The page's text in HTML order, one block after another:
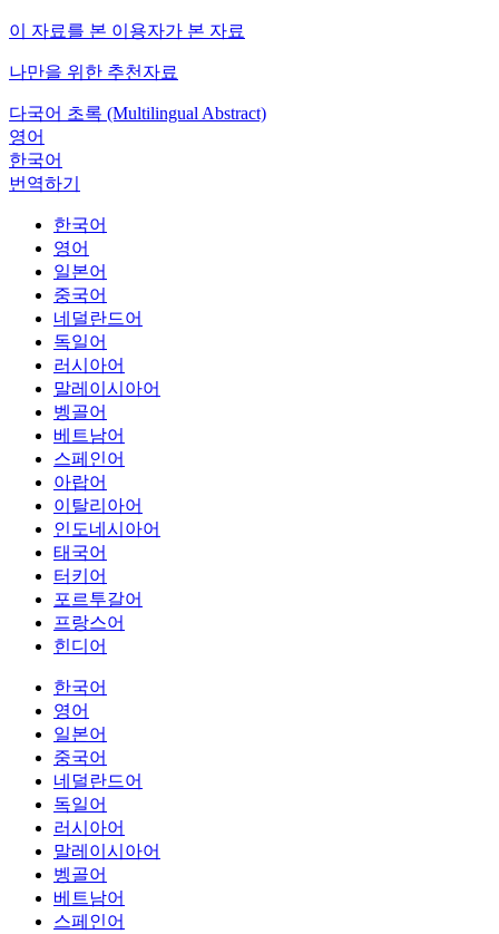
이 자료를 본 이용자가 본 자료
나만을 위한 추천자료
다국어 초록 (Multilingual Abstract)
영어
한국어
번역하기
한국어
영어
일본어
중국어
네덜란드어
독일어
러시아어
말레이시아어
벵골어
베트남어
스페인어
아랍어
이탈리아어
인도네시아어
태국어
터키어
포르투갈어
프랑스어
힌디어
한국어
영어
일본어
중국어
네덜란드어
독일어
러시아어
말레이시아어
벵골어
베트남어
스페인어